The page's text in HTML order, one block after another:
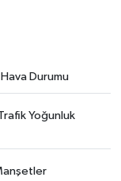
Durumu
Yoğunluk